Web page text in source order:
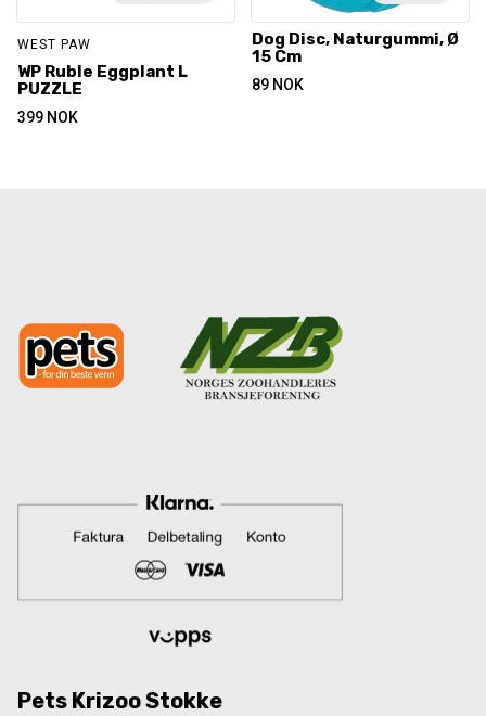
WEST PAW
WP Ruble Eggplant L
PUZZLE
399 NOK
Dog Disc, Naturgummi, Ø
15 Cm
89 NOK
Pets Krizoo Stokke